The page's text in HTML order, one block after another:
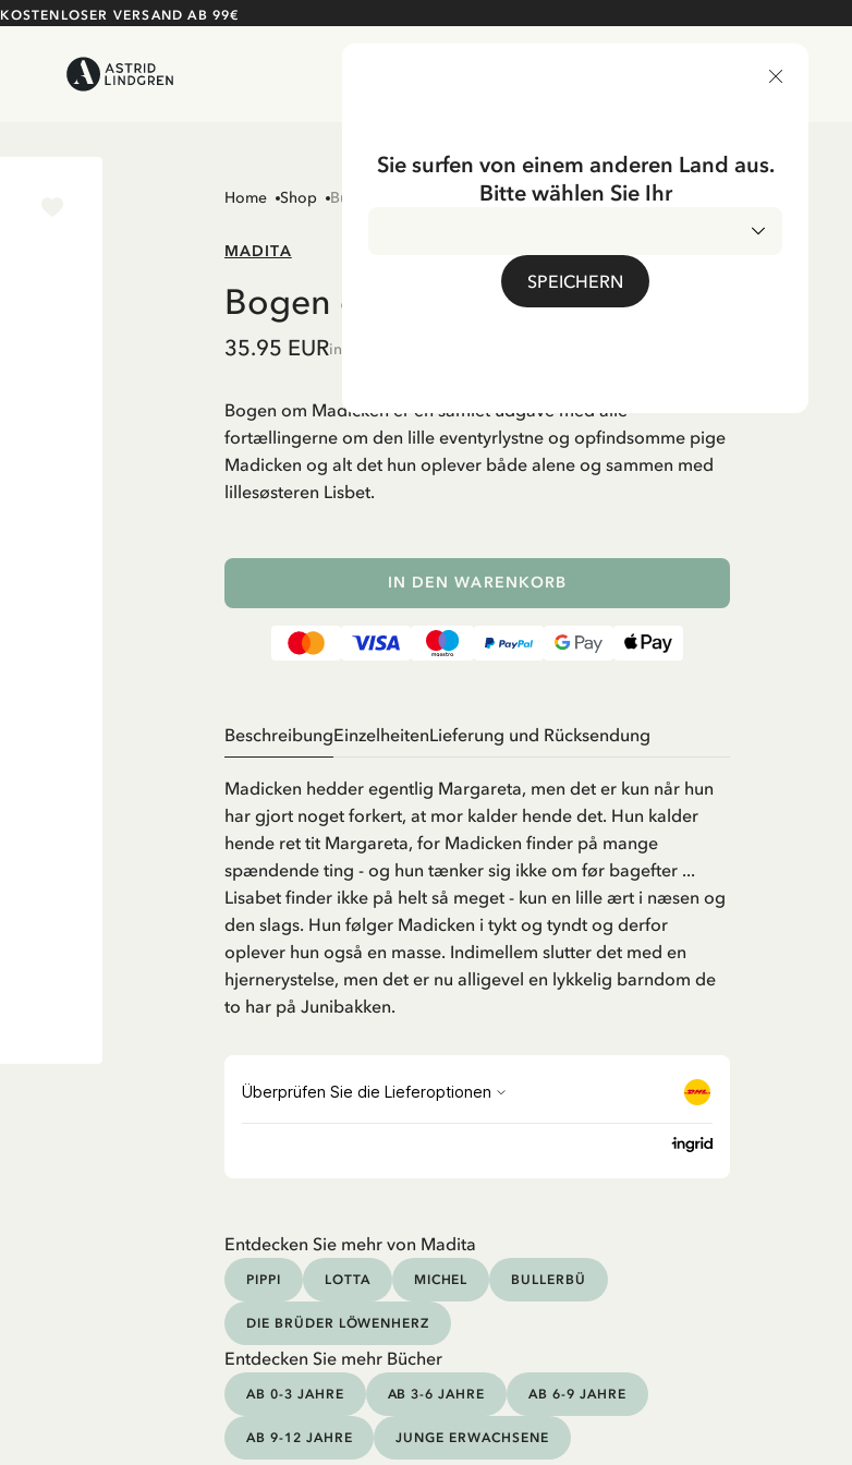
KOSTENLOSER VERSAND AB 99€
Home Shop Bücher
MADITA
Bogen om Madicken (Dänisch)
35.95 EURinkl. MwSt.
Bogen om Madicken er en samlet udgave med alle
fortællingerne om den lille eventyrlystne og opfindsomme pige
Madicken og alt det hun oplever både alene og sammen med
lillesøsteren Lisbet.
IN DEN WARENKORB
BeschreibungEinzelheitenLieferung und Rücksendung
Madicken hedder egentlig Margareta, men det er kun når hun
har gjort noget forkert, at mor kalder hende det. Hun kalder
hende ret tit Margareta, for Madicken finder på mange
spændende ting - og hun tænker sig ikke om før bagefter ...
Lisabet finder ikke på helt så meget - kun en lille ært i næsen og
den slags. Hun følger Madicken i tykt og tyndt og derfor
oplever hun også en masse. Indimellem slutter det med en
hjernerystelse, men det er nu alligevel en lykkelig barndom de
to har på Junibakken.
Entdecken Sie mehr von Madita
PIPPI LOTTA MICHEL BULLERBÜ
DIE BRÜDER LÖWENHERZ
Entdecken Sie mehr Bücher
AB 0-3 JAHRE AB 3-6 JAHRE AB 6-9 JAHRE
AB 9-12 JAHRE JUNGE ERWACHSENE
Sie surfen von einem anderen Land aus.
Bitte wählen Sie Ihr
SPEICHERN